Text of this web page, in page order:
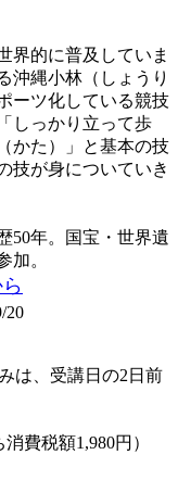
界的に普及していま
沖縄小林（しょうり
ーツ化している競技
しっかり立って歩
かた）」と基本の技
技が身についていき
50年。国宝・世界遺
加。
20
は、受講日の2日前
費税額1,980円）